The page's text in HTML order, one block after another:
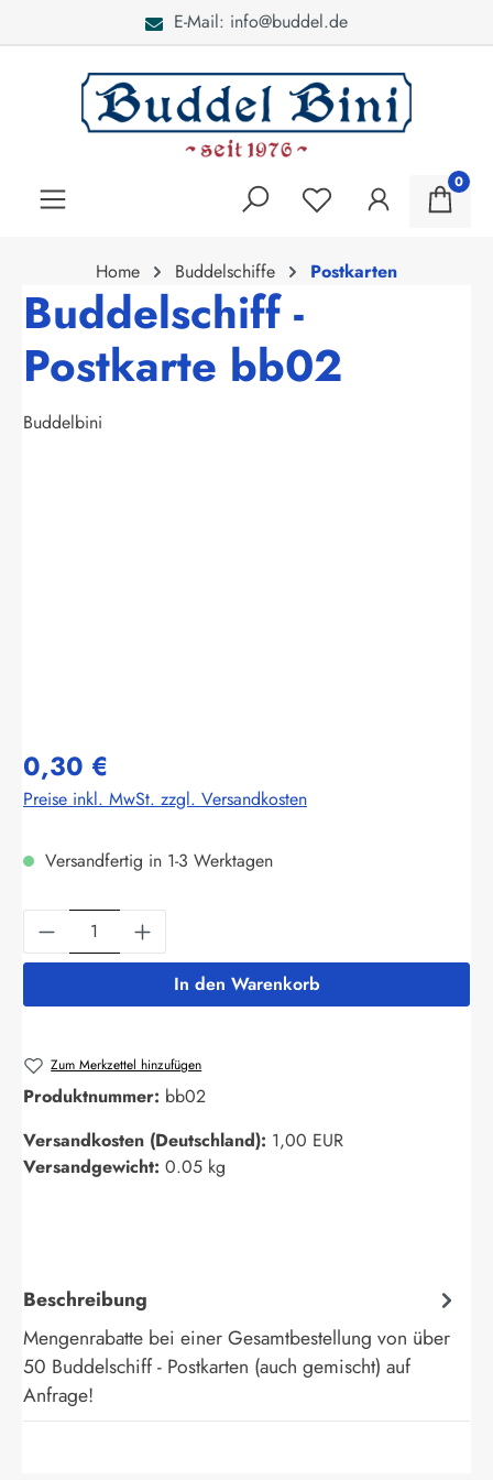
E-Mail: info@buddel.de
0
Home Buddelschiffe Postkarten
Buddelschiff -
Postkarte bb02
Buddelbini
0,30 €
Preise inkl. MwSt. zzgl. Versandkosten
Versandfertig in 1-3 Werktagen
Produkt Anzahl: Gib den gewünschten
In den Warenkorb
Zum Merkzettel hinzufügen
Produktnummer: bb02
Versandkosten (Deutschland): 1,00 EUR
Versandgewicht: 0.05 kg
Beschreibung
Mengenrabatte bei einer Gesamtbestellung von über
50 Buddelschiff - Postkarten (auch gemischt) auf
Anfrage!